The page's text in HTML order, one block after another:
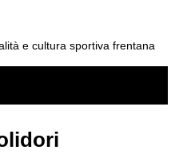
e cultura sportiva frentana